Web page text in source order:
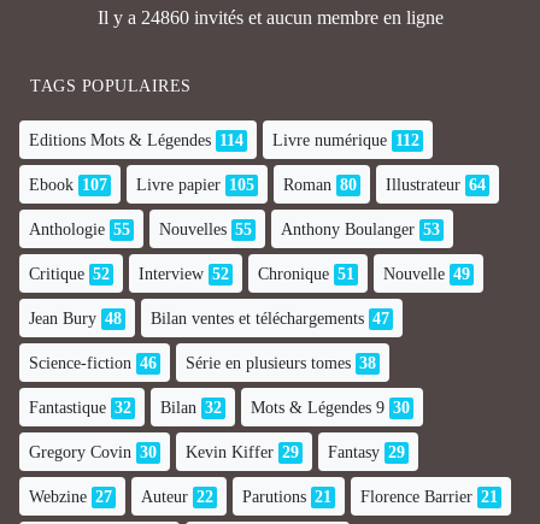
Il y a 24860 invités et aucun membre en ligne
TAGS POPULAIRES
Editions Mots & Légendes 114 Livre numérique 112
Ebook 107 Livre papier 105 Roman 80 Illustrateur 64
Anthologie 55 Nouvelles 55 Anthony Boulanger 53
Critique 52 Interview 52 Chronique 51 Nouvelle 49
Jean Bury 48 Bilan ventes et téléchargements 47
Science-fiction 46 Série en plusieurs tomes 38
Fantastique 32 Bilan 32 Mots & Légendes 9 30
Gregory Covin 30 Kevin Kiffer 29 Fantasy 29
Webzine 27 Auteur 22 Parutions 21 Florence Barrier 21